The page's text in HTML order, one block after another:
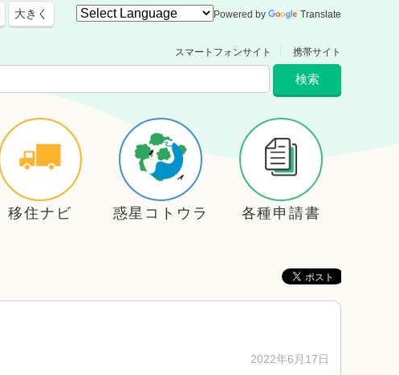
大きく Powered by Translate
スマートフォンサイト 携帯サイト
移住ナビ 惑星コトウラ 各種申請書
2022年6月17日